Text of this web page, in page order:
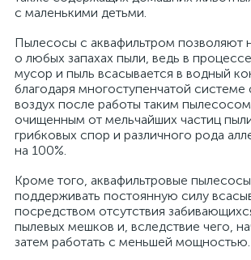
с маленькими детьми.
Пылесосы с аквафильтром позволяют
о любых запахах пыли, ведь в
мусор и пыль всасывается в водный
благодаря многоступенчатой системе
воздух после работы таким
очищенным от мельчайших частиц
грибковых спор и различного рода
на 100%.
Кроме того, аквафильтровые
поддерживать постоянную силу
посредством отсутствия
пылевых мешков и, вследствие чего,
затем работать с меньшей мощностью.